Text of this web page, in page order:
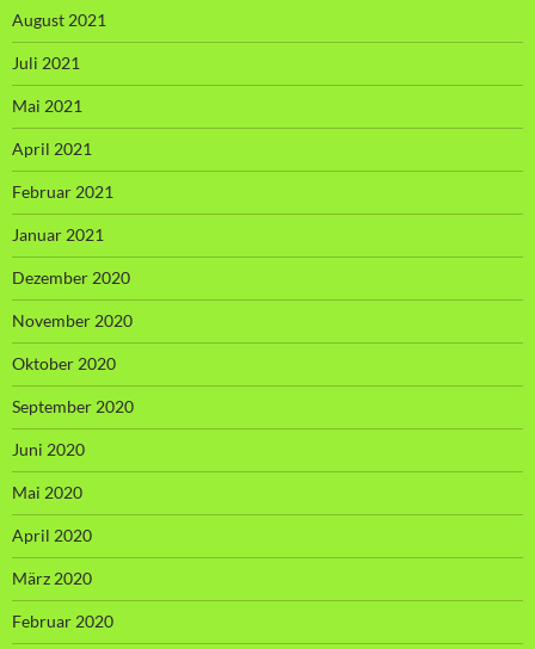
August 2021
Juli 2021
Mai 2021
April 2021
Februar 2021
Januar 2021
Dezember 2020
November 2020
Oktober 2020
September 2020
Juni 2020
Mai 2020
April 2020
März 2020
Februar 2020